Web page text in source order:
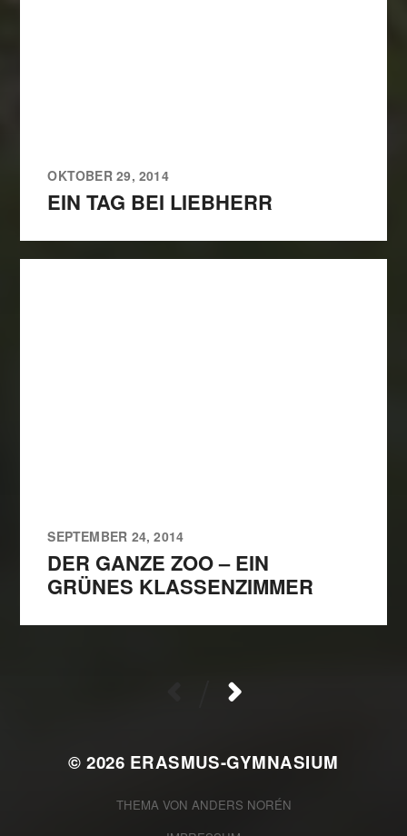
OKTOBER 29, 2014
EIN TAG BEI LIEBHERR
SEPTEMBER 24, 2014
DER GANZE ZOO – EIN
GRÜNES KLASSENZIMMER
© 2026 ERASMUS-GYMNASIUM
THEMA VON ANDERS NORÉN